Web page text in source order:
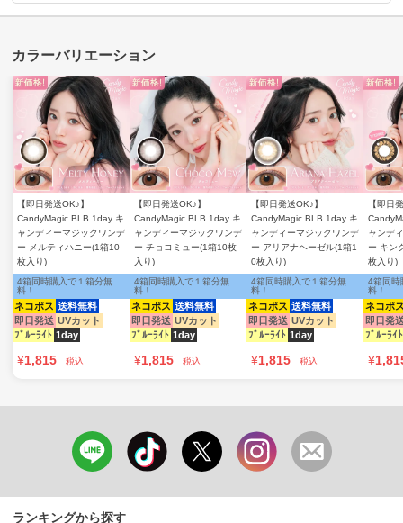
【即日発送OK♪】
CandyMagic BLB 1day キ
ャンディーマジックワンデ
ー メルティハニー(1箱10
枚入り)
ネコポス 送料無料
即日発送 UVカット
ﾌﾞﾙｰﾗｲﾄ 1day
4箱同時購入で１箱分無
料！
¥1,815 税込
【即日発送OK♪】
CandyMagic BLB 1day キ
ャンディーマジックワンデ
ー チョコミュー(1箱10枚
入り)
ネコポス 送料無料
即日発送 UVカット
ﾌﾞﾙｰﾗｲﾄ 1day
4箱同時購入で１箱分無
料！
¥1,815 税込
【即日発送OK♪】
CandyMagic BLB 1day キ
ャンディーマジックワンデ
ー アリアナヘーゼル(1箱1
0枚入り)
ネコポス 送料無料
即日発送 UVカット
ﾌﾞﾙｰﾗｲﾄ 1day
4箱同時購入で１箱分無
料！
¥1,815 税込
【即日
ャンデ
ー キン
枚入り)
ネコポ
即日発
ﾌﾞﾙｰﾗｲﾄ
4箱同時
料！
¥
ランキングから探す